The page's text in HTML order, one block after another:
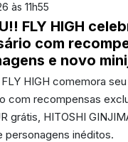
às 11h55
FLY HIGH
com
e novo
HIGH comemora seu
com recompensas
grátis, HITOSHI
personagens inéditos.